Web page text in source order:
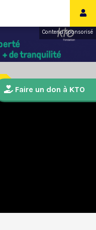
Contenu sponsorisé
Faire un don à KTO